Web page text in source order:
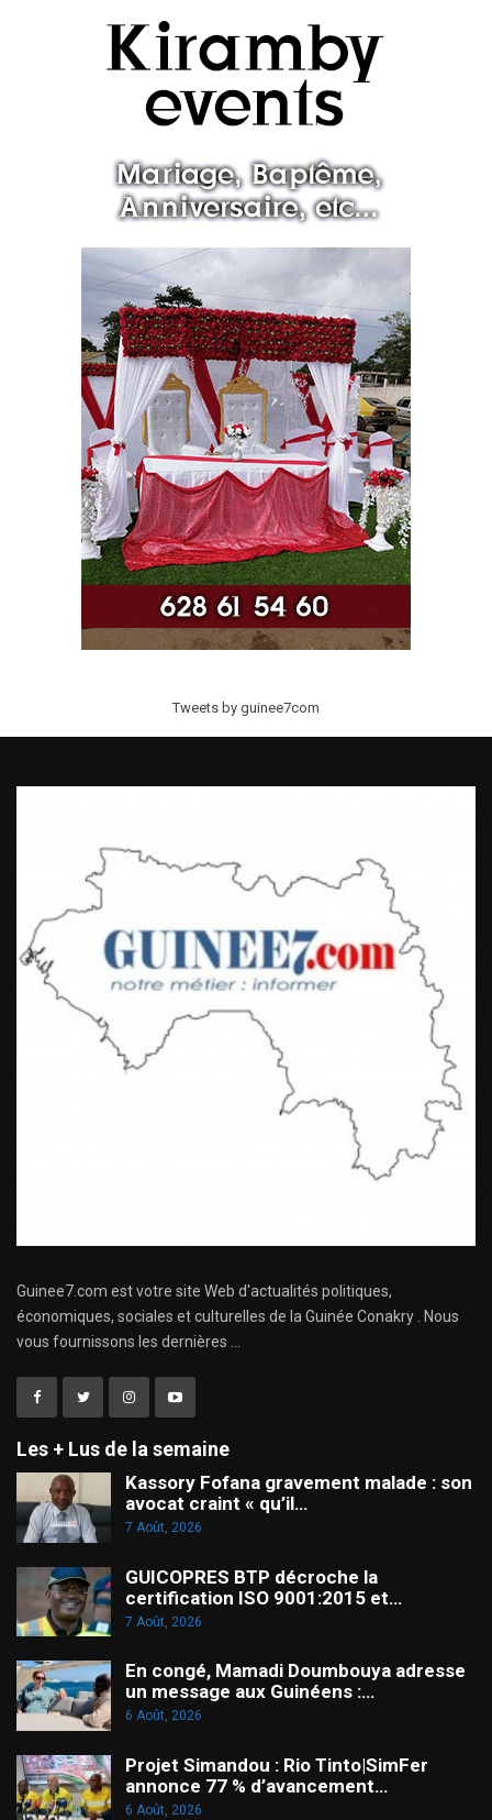
Tweets by guinee7com
Guinee7.com est votre site Web d'actualités politiques,
économiques, sociales et culturelles de la Guinée Conakry . Nous
vous fournissons les dernières ...
Les + Lus de la semaine
Kassory Fofana gravement malade : son
avocat craint « qu’il…
7 Août, 2026
GUICOPRES BTP décroche la
certification ISO 9001:2015 et…
7 Août, 2026
En congé, Mamadi Doumbouya adresse
un message aux Guinéens :…
6 Août, 2026
Projet Simandou : Rio Tinto|SimFer
annonce 77 % d’avancement…
6 Août, 2026